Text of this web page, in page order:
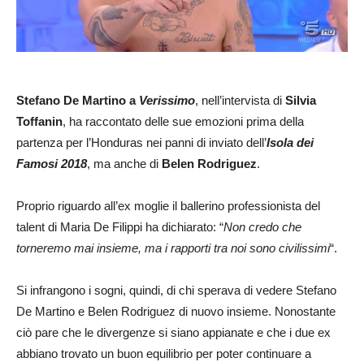
Stefano De Martino a Verissimo, nell’intervista di Silvia
Toffanin, ha raccontato delle sue emozioni prima della
partenza per l’Honduras nei panni di inviato dell’Isola dei
Famosi 2018, ma anche di Belen Rodriguez.
Proprio riguardo all’ex moglie il ballerino professionista del
talent di Maria De Filippi ha dichiarato: “Non credo che
torneremo mai insieme, ma i rapporti tra noi sono civilissimi“.
Si infrangono i sogni, quindi, di chi sperava di vedere Stefano
De Martino e Belen Rodriguez di nuovo insieme. Nonostante
ciò pare che le divergenze si siano appianate e che i due ex
abbiano trovato un buon equilibrio per poter continuare a